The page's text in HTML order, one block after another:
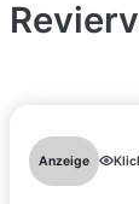
Anzeige